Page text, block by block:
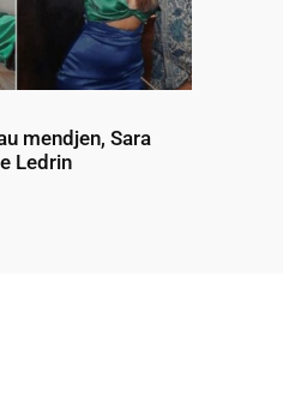
mendjen, Sara
Ledrin